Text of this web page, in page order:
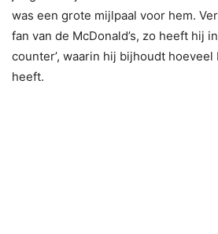
was een grote mijlpaal voor hem.
fan van de McDonald’s, zo heeft hij
counter’, waarin hij bijhoudt
heeft.